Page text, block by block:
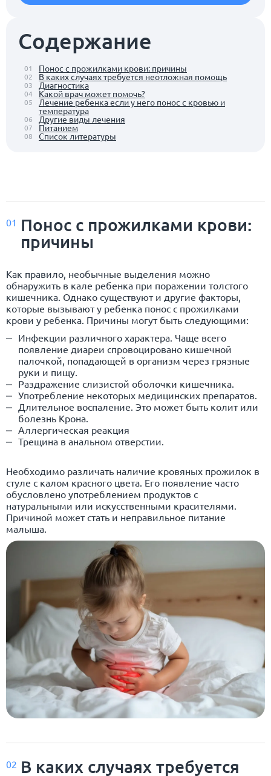
Содержание
01 Понос с прожилками крови: причины
02 В каких случаях требуется неотложная помощь
03 Диагностика
04 Какой врач может помочь?
05 Лечение ребенка если у него понос с кровью и
температура
06 Другие виды лечения
07 Питанием
08 Список литературы
01 Понос с прожилками крови:
причины
Как правило, необычные выделения можно
обнаружить в кале ребенка при поражении толстого
кишечника. Однако существуют и другие факторы,
которые вызывают у ребенка понос с прожилками
крови у ребенка. Причины могут быть следующими:
Инфекции различного характера. Чаще всего
появление диареи спровоцировано кишечной
палочкой, попадающей в организм через грязные
руки и пищу.
Раздражение слизистой оболочки кишечника.
Употребление некоторых медицинских препаратов.
Длительное воспаление. Это может быть колит или
болезнь Крона.
Аллергическая реакция
Трещина в анальном отверстии.
Необходимо различать наличие кровяных прожилок в
стуле с калом красного цвета. Его появление часто
обусловлено употреблением продуктов с
натуральными или искусственными красителями.
Причиной может стать и неправильное питание
малыша.
02 В каких случаях требуется